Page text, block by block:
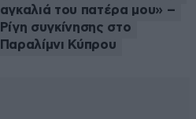
αγκαλιά του πατέρα μου» –
Ρίγη συγκίνησης στο
Παραλίμνι Κύπρου